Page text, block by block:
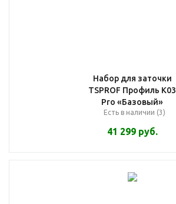
Набор для заточки
TSPROF Профиль К03
Pro «Базовый»
Есть в наличии (3)
41 299руб.